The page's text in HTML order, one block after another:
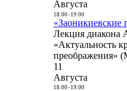
Августа
18:00- 19:00
«Заоникиевские
Лекция диакона
«Актуальность
преображения»
11
Августа
18:00- 19:00